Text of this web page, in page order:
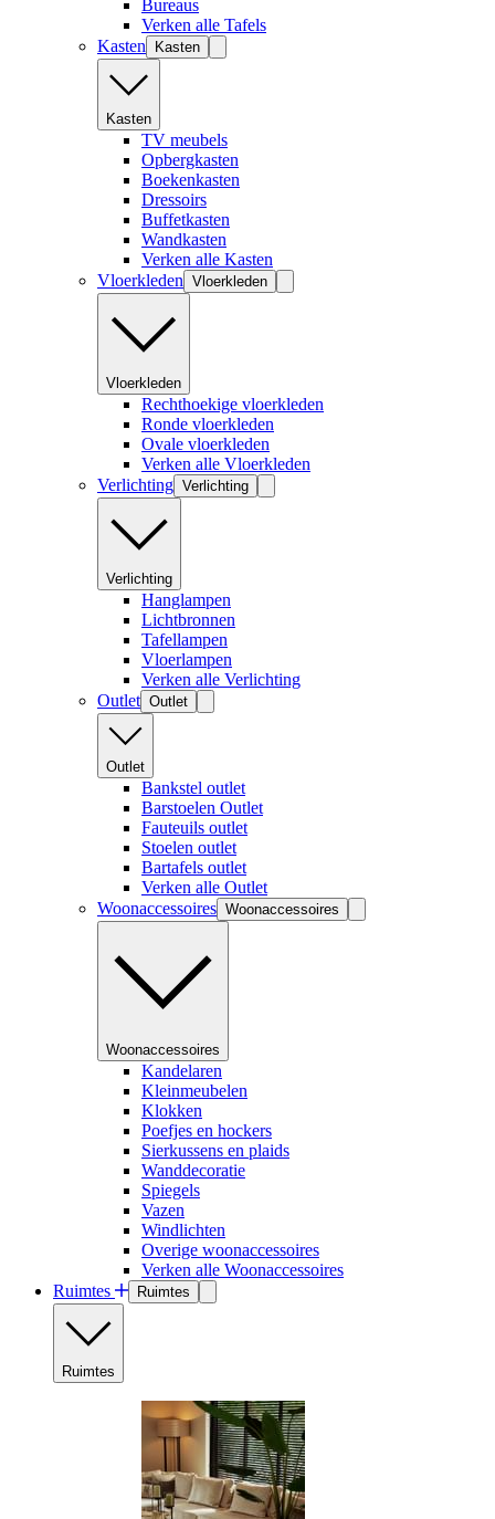
Bureaus
Verken alle Tafels
Kasten
Kasten
Kasten
TV meubels
Opbergkasten
Boekenkasten
Dressoirs
Buffetkasten
Wandkasten
Verken alle Kasten
Vloerkleden Vloerkleden
Vloerkleden
Rechthoekige vloerkleden
Ronde vloerkleden
Ovale vloerkleden
Verken alle Vloerkleden
Verlichting Verlichting
Verlichting
Hanglampen
Lichtbronnen
Tafellampen
Vloerlampen
Verken alle Verlichting
Outlet Outlet
Outlet
Bankstel outlet
Barstoelen Outlet
Fauteuils outlet
Stoelen outlet
Bartafels outlet
Verken alle Outlet
Woonaccessoires Woonaccessoires
Woonaccessoires
Kandelaren
Kleinmeubelen
Klokken
Poefjes en hockers
Sierkussens en plaids
Wanddecoratie
Spiegels
Vazen
Windlichten
Overige woonaccessoires
Verken alle Woonaccessoires
Ruimtes
Ruimtes
Ruimtes